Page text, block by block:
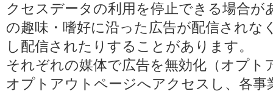
クセスデータの利用を停止できる場合が
の趣味・嗜好に沿った広告が配信されな
し配信されたりすることがあります。
それぞれの媒体で広告を無効化（オプト
オプトアウトページへアクセスし、各